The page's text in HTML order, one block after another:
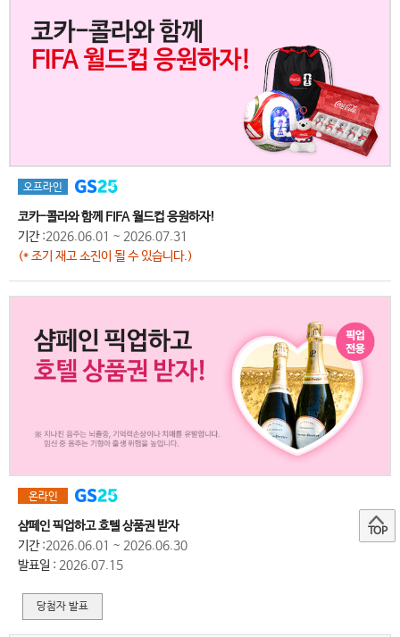
오프라인
코카-콜라와 함께 FIFA 월드컵 응원하자!
기간:2026.06.01 ~ 2026.07.31
(* 조기 재고 소진이 될 수 있습니다.)
온라인
샴페인 픽업하고 호텔 상품권 받자
기간:2026.06.01 ~ 2026.06.30
발표일 : 2026.07.15
당첨자 발표
TOP